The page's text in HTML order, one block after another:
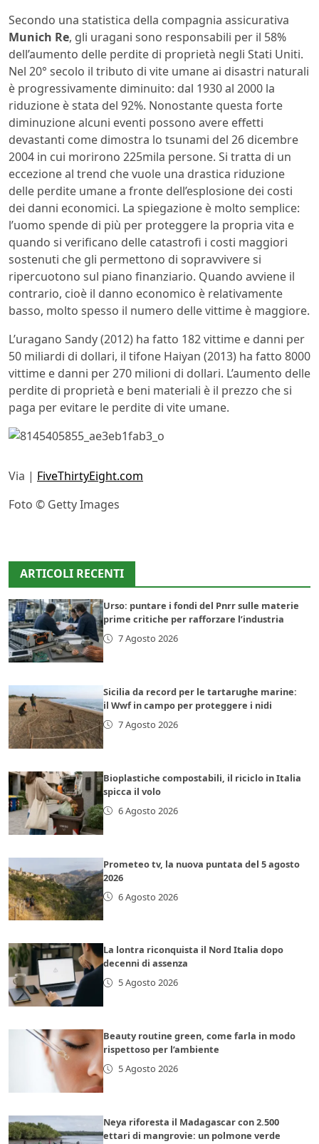
Secondo una statistica della compagnia assicurativa
Munich Re, gli uragani sono responsabili per il 58%
dell’aumento delle perdite di proprietà negli Stati Uniti.
Nel 20° secolo il tributo di vite umane ai disastri naturali
è progressivamente diminuito: dal 1930 al 2000 la
riduzione è stata del 92%. Nonostante questa forte
diminuzione alcuni eventi possono avere effetti
devastanti come dimostra lo tsunami del 26 dicembre
2004 in cui morirono 225mila persone. Si tratta di un
eccezione al trend che vuole una drastica riduzione
delle perdite umane a fronte dell’esplosione dei costi
dei danni economici. La spiegazione è molto semplice:
l’uomo spende di più per proteggere la propria vita e
quando si verificano delle catastrofi i costi maggiori
sostenuti che gli permettono di sopravvivere si
ripercuotono sul piano finanziario. Quando avviene il
contrario, cioè il danno economico è relativamente
basso, molto spesso il numero delle vittime è maggiore.
L’uragano Sandy (2012) ha fatto 182 vittime e danni per
50 miliardi di dollari, il tifone Haiyan (2013) ha fatto 8000
vittime e danni per 270 milioni di dollari. L’aumento delle
perdite di proprietà e beni materiali è il prezzo che si
paga per evitare le perdite di vite umane.
Via | FiveThirtyEight.com
Foto © Getty Images
ARTICOLI RECENTI
Urso: puntare i fondi del Pnrr sulle materie
prime critiche per rafforzare l’industria
7 Agosto 2026
Sicilia da record per le tartarughe marine:
il Wwf in campo per proteggere i nidi
7 Agosto 2026
Bioplastiche compostabili, il riciclo in Italia
spicca il volo
6 Agosto 2026
Prometeo tv, la nuova puntata del 5 agosto
2026
6 Agosto 2026
La lontra riconquista il Nord Italia dopo
decenni di assenza
5 Agosto 2026
Beauty routine green, come farla in modo
rispettoso per l’ambiente
5 Agosto 2026
Neya riforesta il Madagascar con 2.500
ettari di mangrovie: un polmone verde